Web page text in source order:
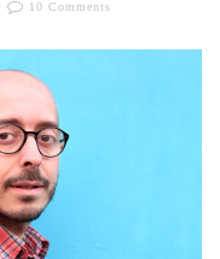
10 Comments